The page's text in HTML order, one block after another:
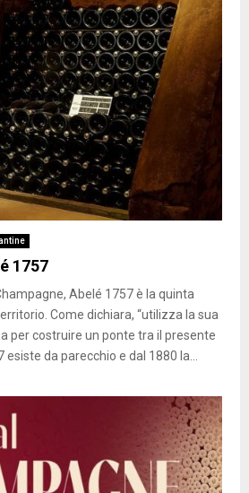
1757
Abelé 1757 è la quinta
Come dichiara, “utilizza la sua
per costruire un ponte tra il presente
esiste da parecchio e dal 1880 la...